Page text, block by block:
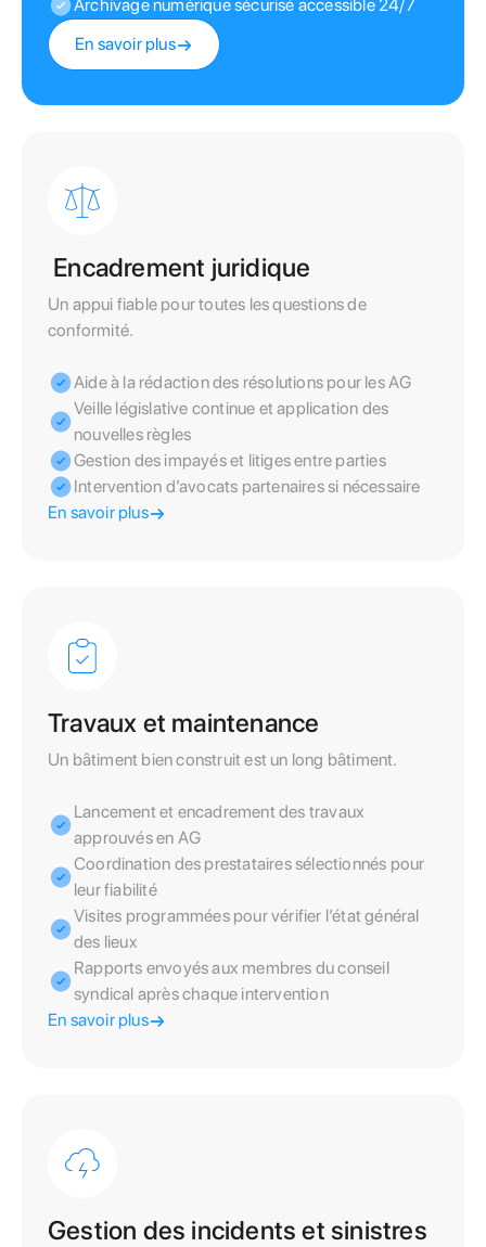
Archivage numérique sécurisé accessible 24/7
En savoir plus
Encadrement juridique
Un appui fiable pour toutes les questions de
conformité.
Aide à la rédaction des résolutions pour les AG
Veille législative continue et application des
nouvelles règles
Gestion des impayés et litiges entre parties
Intervention d’avocats partenaires si nécessaire
En savoir plus
Travaux et maintenance
Un bâtiment bien construit est un long bâtiment.
Lancement et encadrement des travaux
approuvés en AG
Coordination des prestataires sélectionnés pour
leur fiabilité
Visites programmées pour vérifier l’état général
des lieux
Rapports envoyés aux membres du conseil
syndical après chaque intervention
En savoir plus
Gestion des incidents et sinistres